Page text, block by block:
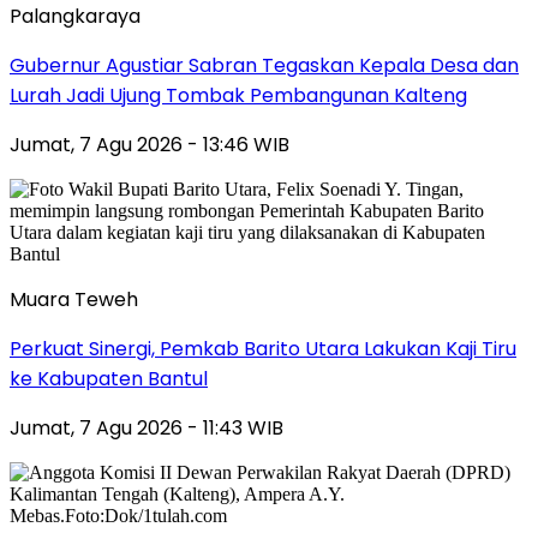
Palangkaraya
Gubernur Agustiar Sabran Tegaskan Kepala Desa dan
Lurah Jadi Ujung Tombak Pembangunan Kalteng
Jumat, 7 Agu 2026 - 13:46 WIB
Muara Teweh
Perkuat Sinergi, Pemkab Barito Utara Lakukan Kaji Tiru
ke Kabupaten Bantul
Jumat, 7 Agu 2026 - 11:43 WIB